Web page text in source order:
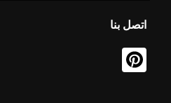
اتصل بنا